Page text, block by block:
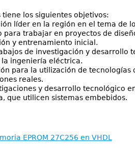
los siguientes objetivos:
líder en la región en el tema de
trabajar en proyectos de
y entrenamiento inicial.
de investigación y desarrollo
ingeniería eléctrica.
para la utilización de tecnologías
reales.
y desarrollo tecnológico
utilicen sistemas embebidos.
EPROM 27C256 en VHDL